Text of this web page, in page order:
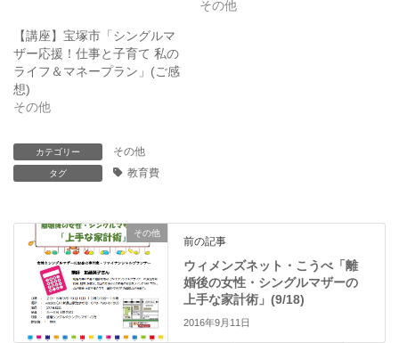
し
い
ウ
ィ
ウ
で
き
ま
す
ク
し
て
く
し
ウ
ン
で
開
き
ま
す
)
その他
【講座】宝塚市「シングルマ
ザー応援！仕事と子育て 私の
ライフ＆マネープラン」(ご感
想)
その他
カテゴリー その他
タグ 教育費
その他
前の記事
ウィメンズネット・こうべ「離
婚後の女性・シングルマザーの
上手な家計術」(9/18)
2016年9月11日